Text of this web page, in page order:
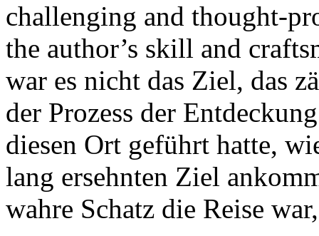
challenging and thought-
the author’s skill and
war es nicht das Ziel, das
der Prozess der
diesen Ort geführt hatte,
lang ersehnten Ziel
wahre Schatz die Reise